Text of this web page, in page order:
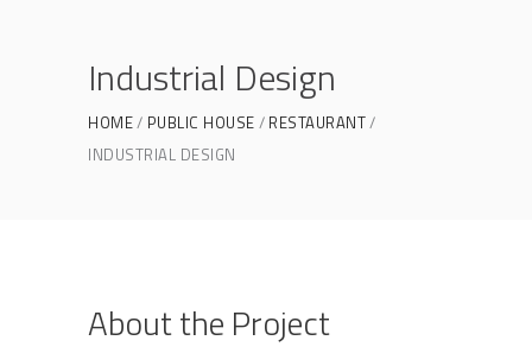
Industrial Design
HOME PUBLIC HOUSE
RESTAURANT
INDUSTRIAL DESIGN
About the Project